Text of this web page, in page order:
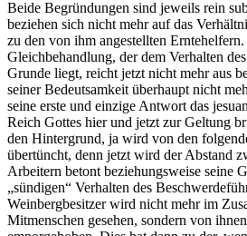
Beide Begründungen sind jeweils rein
beziehen sich nicht mehr auf das
zu den von ihm angestellten
Gleichbehandlung, der dem Verhalten
Grunde liegt, reicht jetzt nicht mehr aus
seiner Bedeutsamkeit überhaupt nicht
seine erste und einzige Antwort das
Reich Gottes hier und jetzt zur Geltung
den Hintergrund, ja wird von den
übertüncht, denn jetzt wird der Abstand
Arbeitern betont beziehungsweise seine
„sündigen“ Verhalten des
Weinbergbesitzer wird nicht mehr im
Mitmenschen gesehen, sondern von